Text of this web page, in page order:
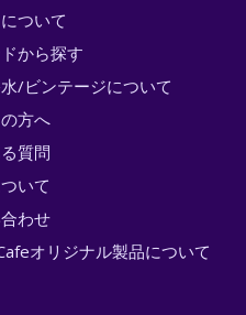
ついて
から探す
/ビンテージについて
方へ
質問
いて
わせ
オリジナル製品について